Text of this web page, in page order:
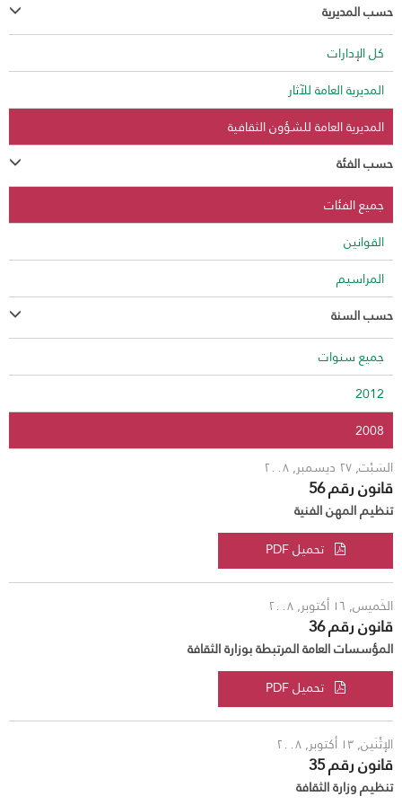
حسب المديرية
كل الإدارات
المديرية العامة للآثار
المديرية العامة للشؤون الثقافية
حسب الفئة
جميع الفئات
القوانين
المراسيم
حسب السنة
جميع سنوات
2012
2008
السَبْت, ٢٧ ديسمبر, ٢٠٠٨
قانون رقم 56
تنظيم المهن الفنية
تحميل PDF
الخَميس, ١٦ أكتوبر, ٢٠٠٨
قانون رقم 36
المؤسسات العامة المرتبطة بوزارة الثقافة
تحميل PDF
الإثْنَين, ١٣ أكتوبر, ٢٠٠٨
قانون رقم 35
تنظيم وزارة الثقافة